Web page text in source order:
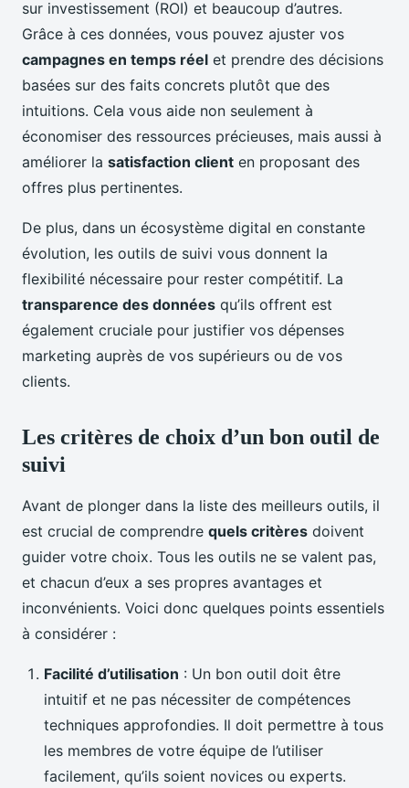
sur investissement (ROI) et beaucoup d’autres.
Grâce à ces données, vous pouvez ajuster vos
campagnes en temps réel et prendre des décisions
basées sur des faits concrets plutôt que des
intuitions. Cela vous aide non seulement à
économiser des ressources précieuses, mais aussi à
améliorer la satisfaction client en proposant des
offres plus pertinentes.
De plus, dans un écosystème digital en constante
évolution, les outils de suivi vous donnent la
flexibilité nécessaire pour rester compétitif. La
transparence des données qu’ils offrent est
également cruciale pour justifier vos dépenses
marketing auprès de vos supérieurs ou de vos
clients.
Les critères de choix d’un bon outil de
suivi
Avant de plonger dans la liste des meilleurs outils, il
est crucial de comprendre quels critères doivent
guider votre choix. Tous les outils ne se valent pas,
et chacun d’eux a ses propres avantages et
inconvénients. Voici donc quelques points essentiels
à considérer :
Facilité d’utilisation : Un bon outil doit être
intuitif et ne pas nécessiter de compétences
techniques approfondies. Il doit permettre à tous
les membres de votre équipe de l’utiliser
facilement, qu’ils soient novices ou experts.